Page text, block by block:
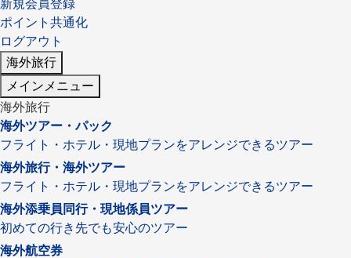
新規会員登録
ポイント共通化
ログアウト
海外旅行
メインメニュー
海外旅行
海外ツアー・パック
フライト・ホテル・現地プランをアレンジできるツアー
海外旅行・海外ツアー
フライト・ホテル・現地プランをアレンジできるツアー
海外添乗員同行・現地係員ツアー
初めての行き先でも安心のツアー
海外航空券
6月
お盆・夏休み
ブランド
“知究”紀行
GRAND'EX
夢の休日 | 海外旅行
目的・テーマから探す
美術鑑賞
9月
ブランド
夢の休日 煌
四季彩紀行
目的・テーマから探す
紅葉
花火
祭り
季節の風景
特別企画
ラグジュアリーバスでめぐる